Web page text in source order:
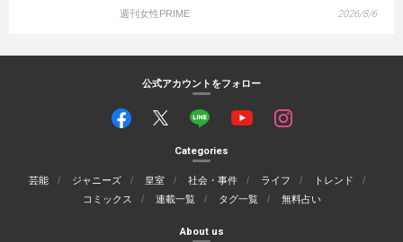
週刊女性PRIME 2026/8/6
公式アカウントをフォロー
Categories
芸能 ジャニーズ 皇室 社会・事件 ライフ
トレンド
コミックス
連載一覧 タグ一覧 無料占い
About us